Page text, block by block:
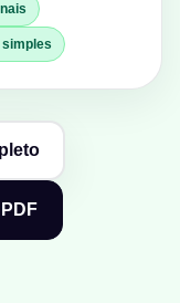
simples